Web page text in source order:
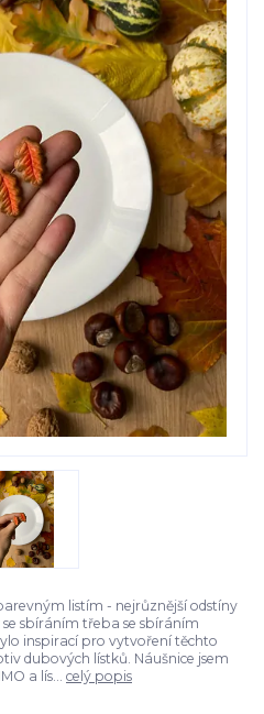
listím - nejrůznější odstíny
sbíráním třeba se sbíráním
inspirací pro vytvoření těchto
dubových lístků. Náušnice jsem
a lís... celý popis